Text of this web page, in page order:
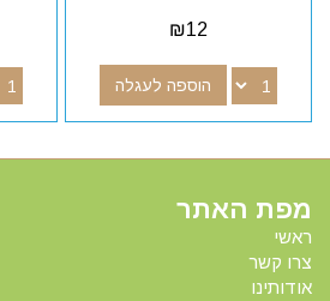
₪12
הוספה לעגלה
מפת האתר
ראשי
צרו קשר
אודותינו